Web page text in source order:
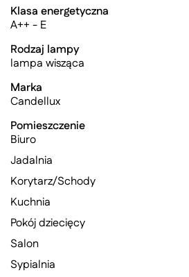
Klasa energetyczna
A++ - E
Rodzaj lampy
lampa wisząca
Marka
Candellux
Pomieszczenie
Biuro
Jadalnia
Korytarz/Schody
Kuchnia
Pokój dziecięcy
Salon
Sypialnia